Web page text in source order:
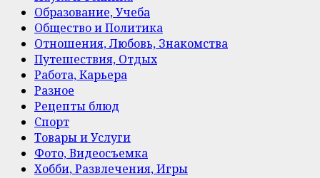
Образование, Учеба
Общество и Политика
Отношения, Любовь, Знакомства
Путешествия, Отдых
Работа, Карьера
Разное
Рецепты блюд
Спорт
Товары и Услуги
Фото, Видеосъемка
Хобби, Развлечения, Игры